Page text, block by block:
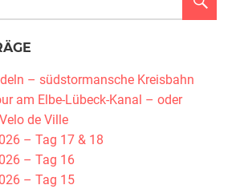
– südstormansche Kreisbahn
am Elbe-Lübeck-Kanal – oder
de Ville
– Tag 17 & 18
– Tag 16
– Tag 15